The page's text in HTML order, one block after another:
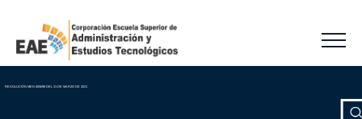
RESOLUCIÓN MEN 005698 DEL 31 DE MARZO DE 2021